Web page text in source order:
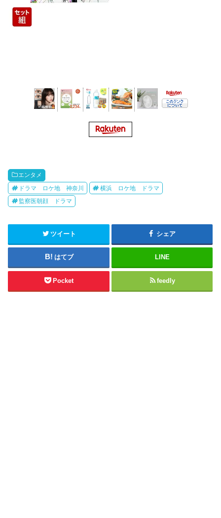
エンタメ
ドラマ ロケ地 神奈川
横浜 ロケ地 ドラマ
監察医朝顔 ドラマ
ツイート シェア
はてブ LINE
Pocket feedly